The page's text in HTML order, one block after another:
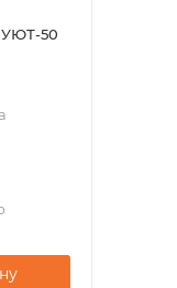
УЮТ-50